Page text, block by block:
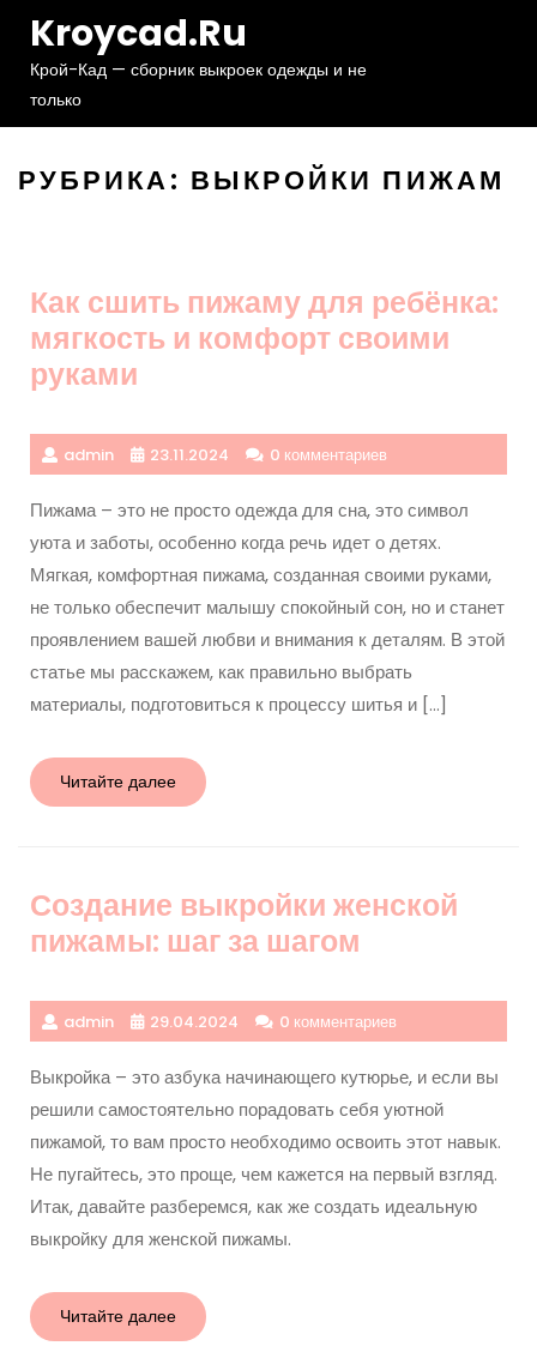
содержимому
Kroycad.ru
Крой-Кад — сборник выкроек одежды и не
только
РУБРИКА: ВЫКРОЙКИ ПИЖАМ
Как сшить пижаму для ребёнка:
мягкость и комфорт своими
руками
admin 23.11.2024 0 комментариев
Пижама – это не просто одежда для сна, это символ
уюта и заботы, особенно когда речь идет о детях.
Мягкая, комфортная пижама, созданная своими руками,
не только обеспечит малышу спокойный сон, но и станет
проявлением вашей любви и внимания к деталям. В этой
статье мы расскажем, как правильно выбрать
материалы, подготовиться к процессу шитья и […]
Читайте далееЧитайте
далее
Создание выкройки женской
пижамы: шаг за шагом
admin 29.04.2024 0 комментариев
Выкройка – это азбука начинающего кутюрье, и если вы
решили самостоятельно порадовать себя уютной
пижамой, то вам просто необходимо освоить этот навык.
Не пугайтесь, это проще, чем кажется на первый взгляд.
Итак, давайте разберемся, как же создать идеальную
выкройку для женской пижамы.
Читайте далееЧитайте
далее